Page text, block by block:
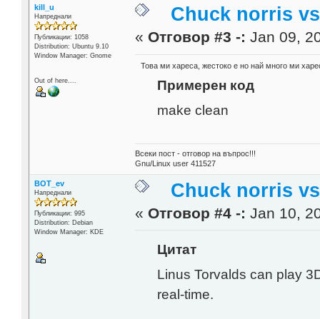
kill_u
Напреднали
Публикации: 1058
Distribution: Ubuntu 9.10
Window Manager: Gnome
Out of here....
Chuck norris
« Отговор #3 -: Jan 09,
Това ми хареса, жестоко е но най много ми
Примерен код
make clean
Всеки пост - отговор на въпрос!!!
Gnu/Linux user 411527
BOT_ev
Напреднали
Публикации: 995
Distribution: Debian
Window Manager: KDE
Chuck norris
« Отговор #4 -: Jan 10,
Цитат
Linus Torvalds can play
real-time.